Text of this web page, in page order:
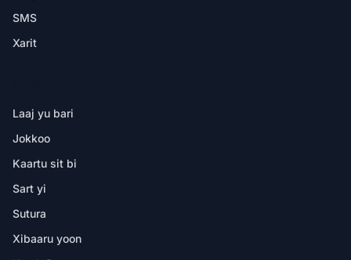
SMS
Xarit
Laaj yu bari
Jokkoo
Kaartu sit bi
Sart yi
Sutura
Xibaaru yoon